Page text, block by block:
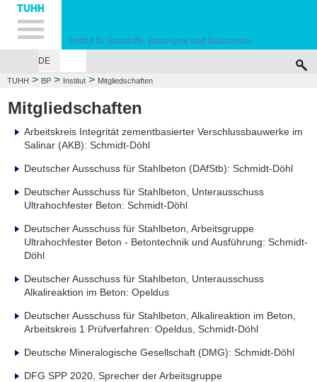
Hauptnavigation
Unternavigation
Inhalt
Suche
Institut für Baustoffe, Bauphysik und Bauchemie
DE
DIENSTLEISTUNGEN
TUHH > BP > Institut > Mitgliedschaften
Mitgliedschaften
Arbeitskreis Integrität zementbasierter Verschlussbauwerke im
Salinar (AKB): Schmidt-Döhl
Deutscher Ausschuss für Stahlbeton (DAfStb): Schmidt-Döhl
Deutscher Ausschuss für Stahlbeton, Unterausschuss
Ultrahochfester Beton: Schmidt-Döhl
Deutscher Ausschuss für Stahlbeton, Arbeitsgruppe
Ultrahochfester Beton - Betontechnik und Ausführung: Schmidt-
Döhl
Deutscher Ausschuss für Stahlbeton, Unterausschuss
Alkalireaktion im Beton: Opeldus
Deutscher Ausschuss für Stahlbeton, Alkalireaktion im Beton,
Arbeitskreis 1 Prüfverfahren: Opeldus, Schmidt-Döhl
Deutsche Mineralogische Gesellschaft (DMG): Schmidt-Döhl
DFG SPP 2020, Sprecher der Arbeitsgruppe